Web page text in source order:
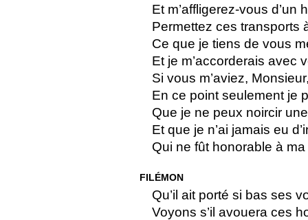
Et m’affligerez-vous d’un
Permettez ces transports
Ce que je tiens de vous
Et je m’accorderais avec
Si vous m’aviez,
En ce point seulement je
Que je ne peux noircir
Et que je n’ai jamais eu
Qui ne fût honorable à
FILÉMON
Qu’il ait porté si bas ses
Voyons s’il avouera ces